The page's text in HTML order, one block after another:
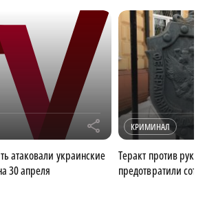
r
атаковали украинские
30 апреля
КРИМИНАЛ
Теракт против
предотвратили